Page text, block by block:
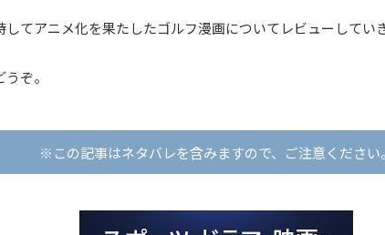
してアニメ化を果たしたゴルフ漫画についてレビューしてい
ぞ。
※この記事はネタバレを含みますので、ご注意ください。